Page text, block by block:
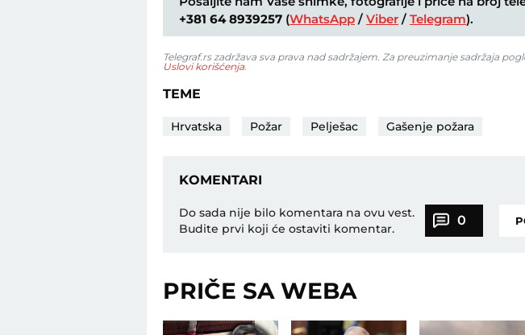
+381 64 8939257 (WhatsApp / Viber / Telegram).
Telegraf.rs zadržava sva prava nad sadržajem. Za preuzimanje sadržaja
Uslovi korišćenja
TEME
Hrvatska Požar Pelješac Gašenje požara
KOMENTARI
Do sada nije bilo komentara na ovu vest.
Budite prvi koji će ostaviti komentar.
0
PRIČE SA WEBA